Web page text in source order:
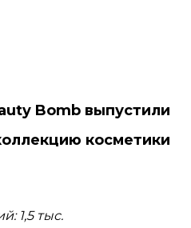
Bomb выпустили
косметики
1,5 тыс.